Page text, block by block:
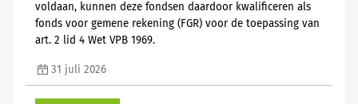
voldaan, kunnen deze fondsen daardoor kwalificeren als
fonds voor gemene rekening (FGR) voor de toepassing van
art. 2 lid 4 Wet VPB 1969.
31 juli 2026